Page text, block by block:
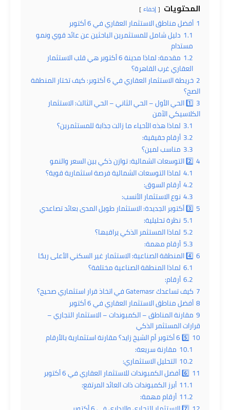
المحتويات إخفاء
1 أفضل مناطق الاستثمار العقاري في 6 أكتوبر
1.1 دليل شامل للمستثمرين الباحثين عن عائد قوي ونمو
مستدام
1.2
مقدمة: لماذا مدينة 6 أكتوبر هي قلب الاستثمار
العقاري غرب القاهرة؟
2
خريطة الاستثمار العقاري في 6 أكتوبر: كيف تختار المنطقة
الصح؟
3
1️⃣ الحي الأول – الحي الثاني – الحي الثالث: الاستثمار
الكلاسيكي الآمن
3.1 لماذا هذه الأحياء ما زالت جذابة للمستثمرين؟
3.2 أرقام حقيقية:
3.3 مناسب لمين؟
42️⃣ التوسعات الشمالية: توازن ذكي بين السعر والنمو
4.1 لماذا التوسعات الشمالية فرصة استثمارية قوية؟
4.2أرقام السوق:
4.3 نوع الاستثمار الأنسب:
5 3️⃣ أكتوبر الجديدة: الاستثمار طويل المدى بعائد تصاعدي
5.1 نظرة تحليلية:
5.2 لماذا المستثمر الذكي يراقبها؟
5.3 أرقام مهمة:
64️⃣ المنطقة الصناعية: الاستثمار غير السكني الأعلى ربحًا
6.1 لماذا المنطقة الصناعية مختلفة؟
6.2أرقام:
7 كيف تساعدك Gatemasr في اتخاذ قرار استثماري صحيح؟
8أفضل مناطق الاستثمار العقاري في 6 أكتوبر
9 مقارنة المناطق – الكمبوندات – الاستثمار التجاري –
قرارات المستثمر الذكي
10 5️⃣ 6 أكتوبر أم الشيخ زايد؟ مقارنة استثمارية بالأرقام
10.1 مقارنة سريعة:
10.2 التحليل الاستثماري:
11 6️⃣ أفضل الكمبوندات للاستثمار العقاري في 6 أكتوبر
11.1 أبرز الكمبوندات ذات العائد المرتفع:
11.2 أرقام مهمة: